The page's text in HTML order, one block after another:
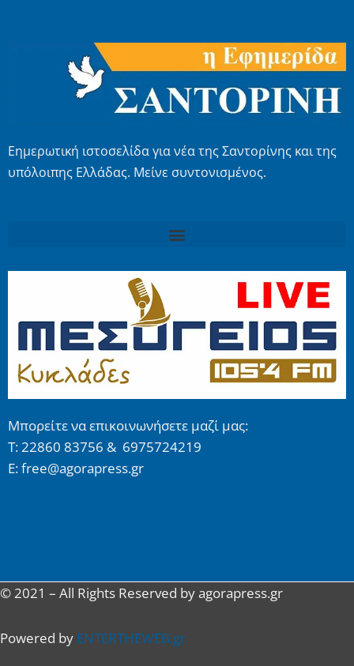
Εημερωτική ιστοσελίδα για νέα της Σαντορίνης και της
υπόλοιπης Ελλάδας. Μείνε συντονισμένος.
Μπορείτε να επικοινωνήσετε μαζί μας:
Τ: 22860 83756 & 6975724219
E: free@agorapress.gr
© 2021 – All Rights Reserved by agorapress.gr
Powered by ENTERTHEWEB.gr